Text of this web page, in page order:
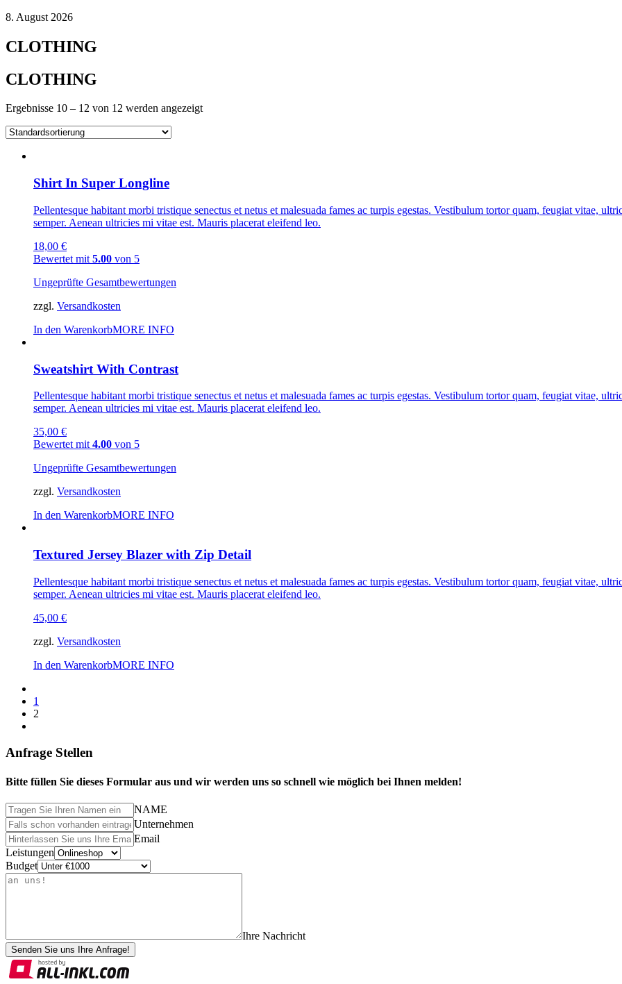
8. August 2026
CLOTHING
CLOTHING
Ergebnisse 10 – 12 von 12 werden angezeigt
Shirt In Super Longline
Pellentesque habitant morbi tristique senectus et netus et malesuada fames ac turpis egestas. Vestibulum tortor quam, feugiat vitae,
semper. Aenean ultricies mi vitae est. Mauris placerat eleifend leo.
18,00 €
Bewertet mit 5.00 von 5
Ungeprüfte Gesamtbewertungen
zzgl. Versandkosten
In den WarenkorbMORE INFO
Sweatshirt With Contrast
Pellentesque habitant morbi tristique senectus et netus et malesuada fames ac turpis egestas. Vestibulum tortor quam, feugiat vitae,
semper. Aenean ultricies mi vitae est. Mauris placerat eleifend leo.
35,00 €
Bewertet mit 4.00 von 5
Ungeprüfte Gesamtbewertungen
zzgl. Versandkosten
In den WarenkorbMORE INFO
Textured Jersey Blazer with Zip Detail
Pellentesque habitant morbi tristique senectus et netus et malesuada fames ac turpis egestas. Vestibulum tortor quam, feugiat vitae,
semper. Aenean ultricies mi vitae est. Mauris placerat eleifend leo.
45,00 €
zzgl. Versandkosten
In den WarenkorbMORE INFO
1
2
Anfrage Stellen
Bitte füllen Sie dieses Formular aus und wir werden uns so schnell wie möglich bei Ihnen melden!
NAME
Unternehmen
Email
Leistungen
Budget
Ihre Nachricht
Senden Sie uns Ihre Anfrage!